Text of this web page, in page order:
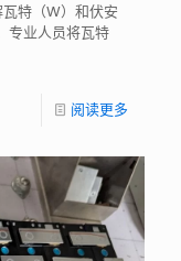
特（W）和伏安
专业人员将瓦特
阅读更多